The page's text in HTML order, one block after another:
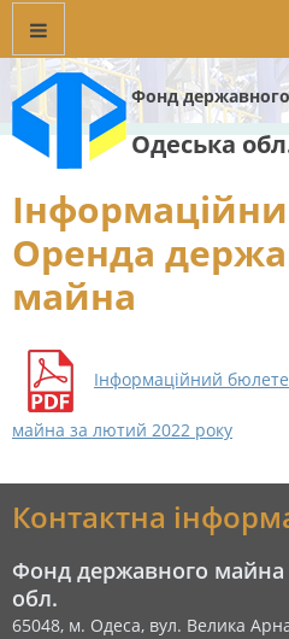
Фонд
Одеська
Оренда
майна
Інформаційний
майна за лютий 2022 року
Контактна
Фонд державного майна
обл.
65048, м. Одеса, вул. Велика